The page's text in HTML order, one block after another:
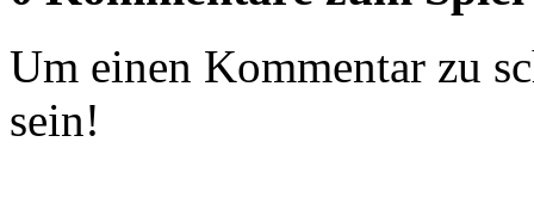
Um einen Kommentar zu
sein!